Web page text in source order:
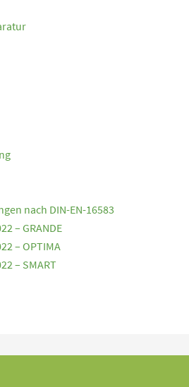
nach DIN-EN-16583
– GRANDE
– OPTIMA
– SMART